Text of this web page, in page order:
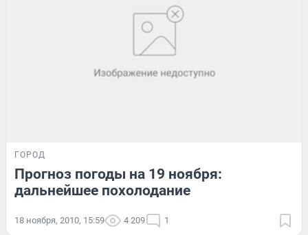
ГОРОД
Прогноз погоды на 19 ноября:
дальнейшее похолодание
18 ноября, 2010, 15:59 4 209 1